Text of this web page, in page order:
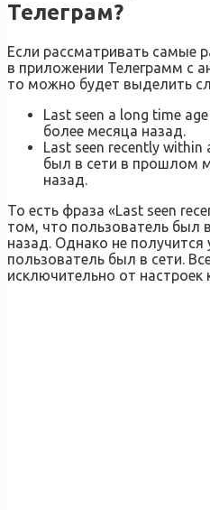
Телеграм?
Если рассматривать самые
в приложении Телеграмм с
то можно будет выделить
Last seen a long time
более месяца назад.
Last seen recently within
был в сети в прошлом
назад.
То есть фраза «Last seen
том, что пользователь был
назад. Однако не получится
пользователь был в сети.
исключительно от